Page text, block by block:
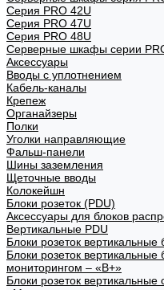
Серия PRO 42U
Серия PRO 47U
Серия PRO 48U
Серверные шкафы серии
Аксессуары
Вводы с уплотнением
Кабель-каналы
Крепеж
Органайзеры
Полки
Уголки направляющие
Фальш-панели
Шины заземления
Щеточные вводы
Колокейшн
Блоки розеток (PDU)
Аксессуары для блоков
Вертикальные PDU
Блоки розеток
Блоки розеток
мониторингом – «В+»
Блоки розеток